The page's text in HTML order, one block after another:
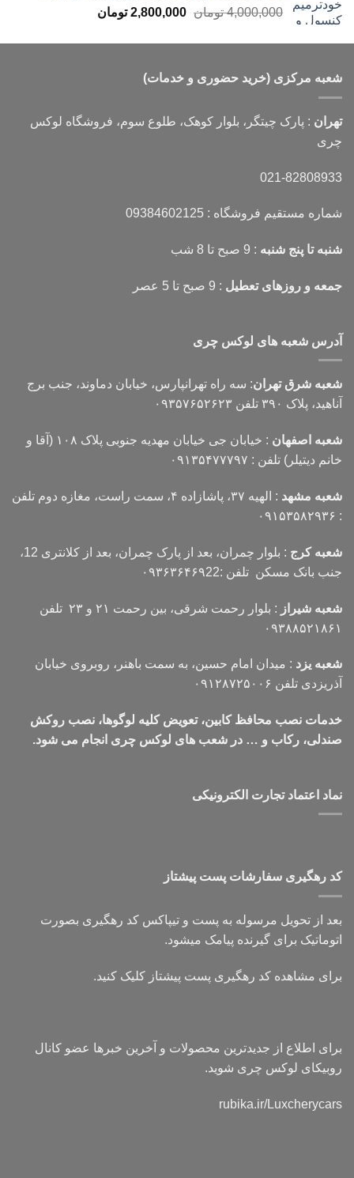
4,000,000 تومان قیمت
4,000,000 تومان
2,800,000 تومانقیمت
2,800,000 تومان
شعبه مرکزی (خرید حضوری و خدمات)
تهران : پارک چیتگر، بلوار کوهک، طلوع سوم، فروشگاه لوکس
چری
021-82808933
شماره مستقیم فروشگاه : 09384602125
شنبه تا پنج شنبه : 9 صبح تا 8 شب
جمعه و روزهای تعطیل : 9 صبح تا 5 عصر
آدرس شعبه های لوکس چری
شعبه شرق تهران: سه راه تهرانپارس، خیابان دماوند، جنب برج
آناهید، پلاک ۳۹۰ تلفن ۰۹۳۵۷۶۵۲۶۲۳
شعبه اصفهان
: خیابان جی خیابان مهدیه جنوبی پلاک ۱۰۸ (آقا و
خانم دیتیلر) تلفن : ۰۹۱۳۵۴۷۷۷۹۷
شعبه مشهد
: الهیه ۳۷، پاشازاده ۴، سمت راست، مغازه دوم تلفن
: ۰۹۱۵۳۵۸۲۹۳۶
شعبه کرج
: بلوار چمران، بعد از پارک چمران، بعد از کلانتری 12،
جنب بانک مسکن تلفن :۰۹۳۶۳۶۴۶۹22
شعبه شیراز
: بلوار رحمت شرقی، بین رحمت ۲۱ و ۲۳ تلفن
۰۹۳۸۸۵۲۱۸۶۱
شعبه یزد : میدان امام حسین، به سمت باهنر، روبروی خیابان
آذریزدی تلفن ۰۹۱۲۸۷۲۵۰۰۶
خدمات نصب محافظ کابین، تعویض کلیه لوگوها، نصب روکش
صندلی، رکاب و … در شعب های لوکس چری انجام می شود.
نماد اعتماد تجارت الكترونیكی
کد رهگیری سفارشات پست پیشتاز
بعد از تحویل مرسوله به پست و تیپاکس کد رهگیری بصورت
اتوماتیک برای گیرنده پیامک میشود.
برای مشاهده کد رهگیری پست پیشتاز کلیک کنید.
برای اطلاع از جدیدترین محصولات و آخرین خبرها عضو کانال
روبیکای لوکس چری شوید.
rubika.ir/Luxcherycars